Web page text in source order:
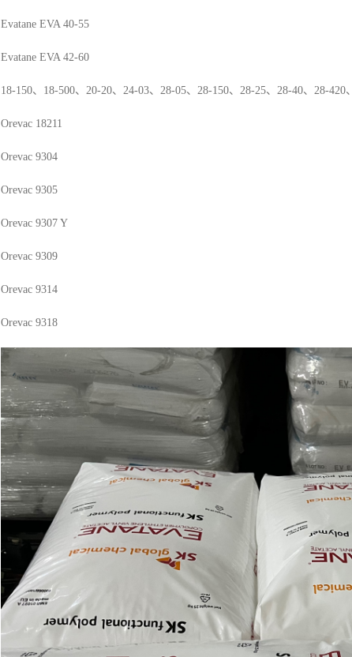
Evatane EVA 40-55
Evatane EVA 42-60
18-150、 18-500、 20-20、 24-03、 28-05、 28-150、 28-25、 28-40、 28-420、
Orevac 18211
Orevac 9304
Orevac 9305
Orevac 9307 Y
Orevac 9309
Orevac 9314
Orevac 9318